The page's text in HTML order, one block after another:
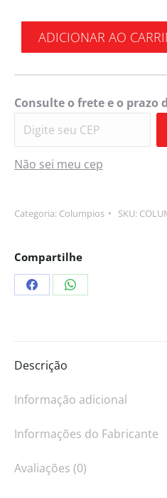
ADICIONAR AO
Consulte o frete e o prazo
Não sei meu cep
Categoria: Columpios SKU:
Compartilhe
Descrição
Informação adicional
Informações do Fabricante
Avaliações (0)